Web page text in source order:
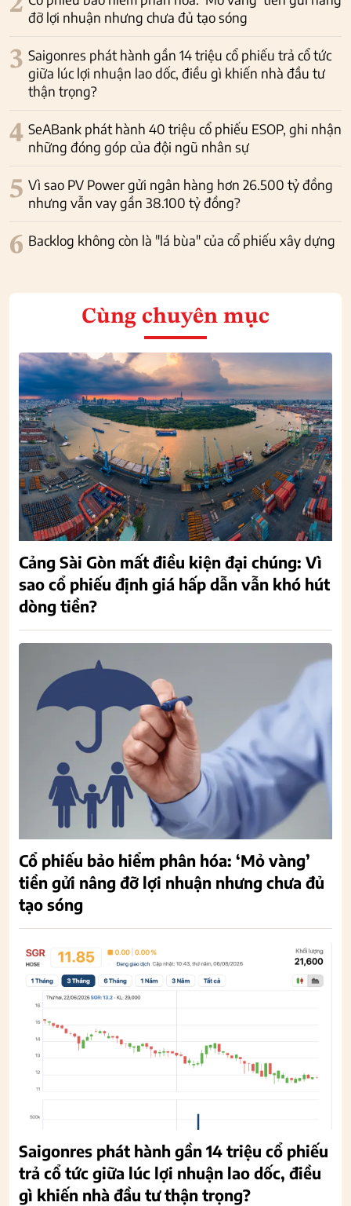
đỡ lợi nhuận nhưng chưa đủ tạo sóng
3 Saigonres phát hành gần 14 triệu cổ phiếu trả cổ tức
giữa lúc lợi nhuận lao dốc, điều gì khiến nhà đầu tư
thận trọng?
4 SeABank phát hành 40 triệu cổ phiếu ESOP, ghi nhận
những đóng góp của đội ngũ nhân sự
5 Vì sao PV Power gửi ngân hàng hơn 26.500 tỷ đồng
nhưng vẫn vay gần 38.100 tỷ đồng?
6 Backlog không còn là "lá bùa" của cổ phiếu xây dựng
Cùng chuyên mục
Cảng Sài Gòn mất điều kiện đại chúng: Vì
sao cổ phiếu định giá hấp dẫn vẫn khó hút
dòng tiền?
Cổ phiếu bảo hiểm phân hóa: ‘Mỏ vàng’
tiền gửi nâng đỡ lợi nhuận nhưng chưa đủ
tạo sóng
Saigonres phát hành gần 14 triệu cổ phiếu
trả cổ tức giữa lúc lợi nhuận lao dốc, điều
gì khiến nhà đầu tư thận trọng?